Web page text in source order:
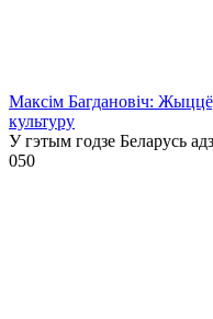
Максім Багдановіч:
культуру
У гэтым годзе Беларусь
050